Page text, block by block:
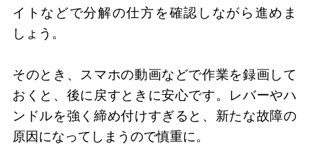
イトなどで分解の仕方を確認しながら進めま
しょう。
そのとき、スマホの動画などで作業を録画して
おくと、後に戻すときに安心です。レバーやハ
ンドルを強く締め付けすぎると、新たな故障の
原因になってしまうので慎重に。